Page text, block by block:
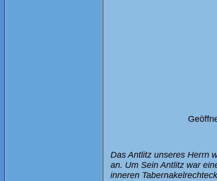
Das Antlitz unseres Herrn
an. Um Sein Antlitz war
inneren